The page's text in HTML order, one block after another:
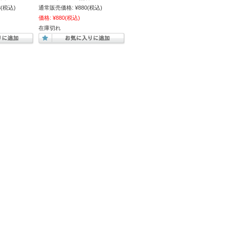
(税込)
通常販売価格: ¥880(税込)
価格: ¥880(税込)
在庫切れ